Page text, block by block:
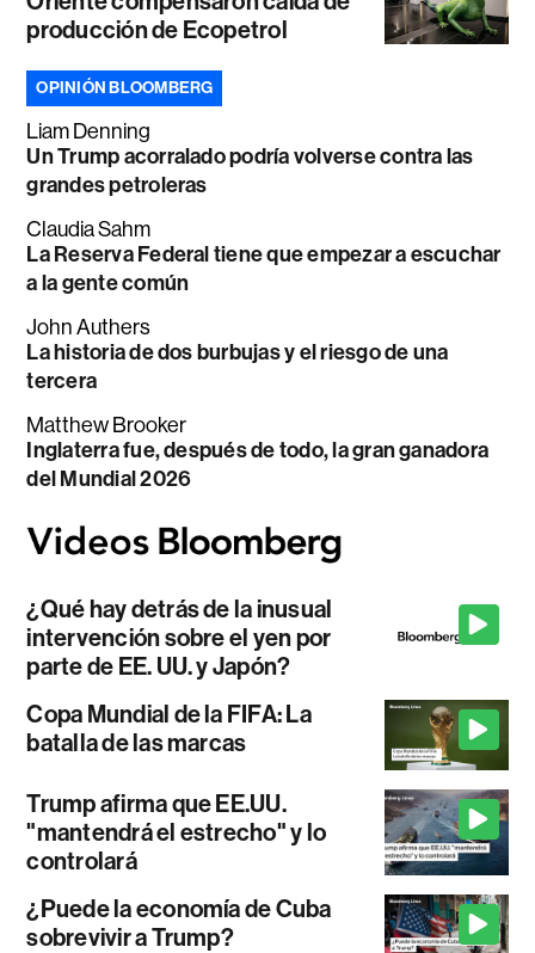
producción de Ecopetrol
OPINIÓN BLOOMBERG
Liam Denning
Un Trump acorralado podría volverse contra las
grandes petroleras
Claudia Sahm
La Reserva Federal tiene que empezar a escuchar
a la gente común
John Authers
La historia de dos burbujas y el riesgo de una
tercera
Matthew Brooker
Inglaterra fue, después de todo, la gran ganadora
del Mundial 2026
¿Qué hay detrás de la inusual
intervención sobre el yen por
parte de EE. UU. y Japón?
Copa Mundial de la FIFA: La
batalla de las marcas
Trump afirma que EE.UU.
"mantendrá el estrecho" y lo
controlará
¿Puede la economía de Cuba
sobrevivir a Trump?